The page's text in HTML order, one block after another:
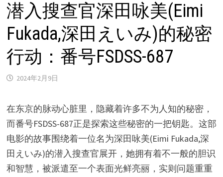
潜入搜查官深田咏美(Eimi
Fukada,深田えいみ)的秘密
行动：番号FSDSS-687
2024年2月9日
在东京的脉动心脏里，隐藏着许多不为人知的秘密，
而番号FSDSS-687正是探索这些秘密的一把钥匙。这部
电影的故事围绕着一位名为深田咏美(Eimi Fukada,深
田えいみ)的潜入搜查官展开，她拥有着不一般的胆识
和智慧，被派遣至一个表面光鲜亮丽，实则问题重重